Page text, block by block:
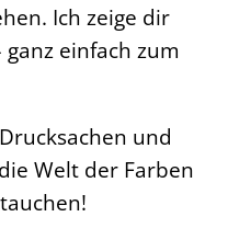
Ich zeige dir
einfach zum
und
Welt der Farben